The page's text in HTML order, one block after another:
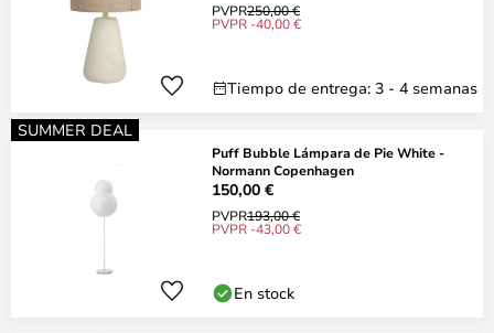
PVPR250,00 €
PVPR -40,00 €
Tiempo de entrega: 3 - 4 semanas
SUMMER DEAL
Puff Bubble Lámpara de Pie White -
Normann Copenhagen
150,00 €
PVPR193,00 €
PVPR -43,00 €
En stock